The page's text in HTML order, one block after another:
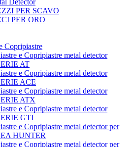
Detector
PER SCAVO
PER ORO
Copripiastre
e Copripiastre metal detector
AT
e Copripiastre metal detector
ACE
e Copripiastre metal detector
ATX
e Copripiastre metal detector
GTI
e Copripiastre metal detector per
HUNTER
e Copripiastre metal detector per